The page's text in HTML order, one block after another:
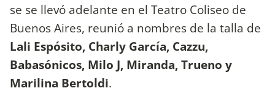
se se llevó adelante en el Teatro Coliseo de
Buenos Aires, reunió a nombres de la talla de
Lali Espósito, Charly García, Cazzu,
Babasónicos, Milo J, Miranda, Trueno y
Marilina Bertoldi.